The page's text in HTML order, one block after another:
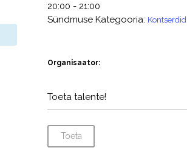
20:00 - 21:00
Sündmuse Kategooria: Kontserdid
Organisaator:
Toeta talente!
Toeta